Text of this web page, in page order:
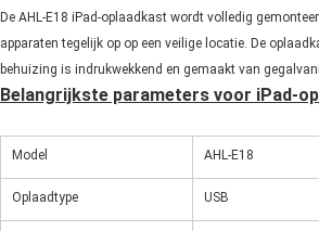
De AHL-E18 iPad-oplaadkast wordt volledig
apparaten tegelijk op op een veilige locatie. De
behuizing is indrukwekkend en gemaakt van
Belangrijkste parameters voor iPad-
Model AHL-E18
Oplaadtype USB